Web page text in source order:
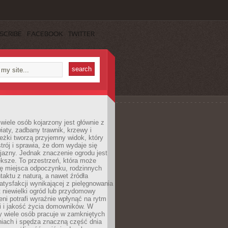
FACEBOOK TWITTER
osób kojarzony jest głównie z
zadbany trawnik, krzewy i
tworzą przyjemny widok, który
i sprawia, że dom wydaje się
Jednak znaczenie ogrodu jest
To przestrzeń, która może
miejsca odpoczynku, rodzinnych
z naturą, a nawet źródła
wynikającej z pielęgnowania
ogród lub przydomowy
potrafi wyraźnie wpłynąć na rytm
i jakość życia domowników. W
wiele osób pracuje w zamkniętych
i spędza znaczną część dnia